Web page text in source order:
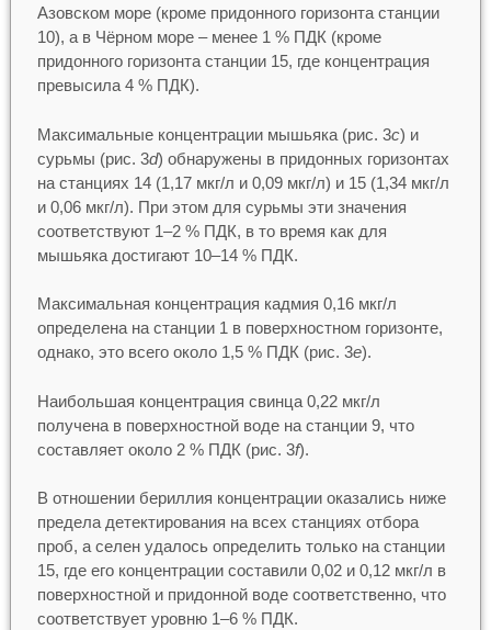
Азовском море (кроме придонного горизонта станции
10), а в Чёрном море – менее 1 % ПДК (кроме
придонного горизонта станции 15, где концентрация
превысила 4 % ПДК).
Максимальные концентрации мышьяка (рис. 3с) и
сурьмы (рис. 3d) обнаружены в придонных горизонтах
на станциях 14 (1,17 мкг/л и 0,09 мкг/л) и 15 (1,34 мкг/л
и 0,06 мкг/л). При этом для сурьмы эти значения
соответствуют 1–2 % ПДК, в то время как для
мышьяка достигают 10–14 % ПДК.
Максимальная концентрация кадмия 0,16 мкг/л
определена на станции 1 в поверхностном горизонте,
однако, это всего около 1,5 % ПДК (рис. 3е).
Наибольшая концентрация свинца 0,22 мкг/л
получена в поверхностной воде на станции 9, что
составляет около 2 % ПДК (рис. 3f).
В отношении бериллия концентрации оказались ниже
предела детектирования на всех станциях отбора
проб, а селен удалось определить только на станции
15, где его концентрации составили 0,02 и 0,12 мкг/л в
поверхностной и придонной воде соответственно, что
соответствует уровню 1–6 % ПДК.